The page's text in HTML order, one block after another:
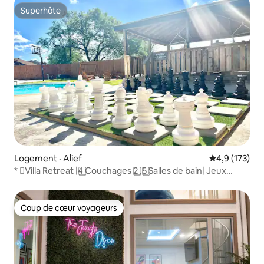
Superhôte
Superhôte
Logement · Alief Note
4,9 (173)
* ️⃣Villa Retreat |4️ ⃣Couchages 2️ ⃣.5️ ⃣Salles de bain| Jeux
Coup de cœur voyageurs
Coup de cœur voyageurs